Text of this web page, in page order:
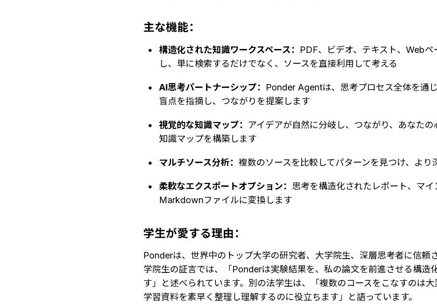
主な機能：
構造化された知識ワークスペース： PDF、ビデオ、テキスト、Webペ
し、単に検索するだけでなく、ソースを直接利用して考える
AI思考パートナーシップ： Ponder Agentは、思考プロセス全体を通
盲点を指摘し、つながりを提案します
視覚的な知識マップ： アイデアが自然に分岐し、つながり、あなた
知識マップを構築します
マルチソース分析：複数のソースを比較してパターンを見つけ、より
柔軟なエクスポートオプション： 思考を構造化されたレポート、マ
Markdownファイルに変換します
学生が愛する理由：
Ponderは、世界中のトップ大学の研究者、大学院生、深層思考者に信頼
学院生の証言では、「Ponderは実験結果を、私の論文を前進させる構造
す」と述べられています。別の法学生は、「複数のコースをこなすのは
学習資料を素早く整理し理解するのに役立ちます」と語っています。